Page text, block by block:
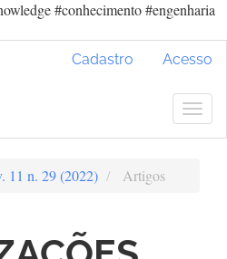
#conhecimento #engenharia
Cadastro Acesso
11 n. 29 (2022) Artigos